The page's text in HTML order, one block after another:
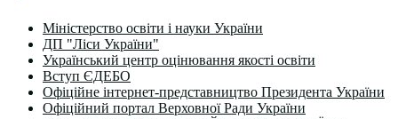
Міністерство освіти і науки України
ДП "Ліси України"
Український центр оцінювання якості освіти
Вступ ЄДЕБО
Офіційне інтернет-представництво Президента України
Офіційний портал Верховної Ради України